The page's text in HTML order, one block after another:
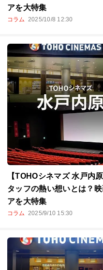
アを大特集
コラム 2025/10/8 12:30
【TOHOシネマズ 水戸内
タッフの熱い想いとは？
アを大特集
コラム 2025/9/10 15:30